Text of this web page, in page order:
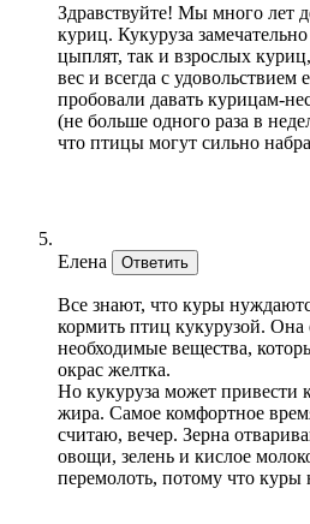
Здравствуйте! Мы много лет
куриц. Кукуруза
цыплят, так и взрослых
вес и всегда с удовольствием
пробовали давать курицам-
(не больше одного раза в
что птицы могут сильно
Елена Ответить
Все знают, что куры
кормить птиц кукурузой. Она
необходимые вещества,
окрас желтка.
Но кукуруза может привести
жира. Самое комфортное
считаю, вечер. Зерна
овощи, зелень и кислое
перемолоть, потому что куры